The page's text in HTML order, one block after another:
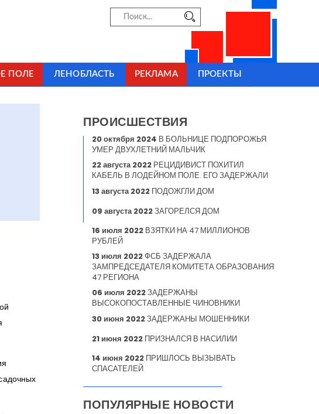
ПОЛЕ ЛЕНОБЛАСТЬ РЕКЛАМА ПРОЕКТЫ
ПРОИСШЕСТВИЯ
20 октября 2024 В БОЛЬНИЦЕ ПОДПОРОЖЬЯ
УМЕР ДВУХЛЕТНИЙ МАЛЬЧИК
22 августа 2022 РЕЦИДИВИСТ ПОХИТИЛ
КАБЕЛЬ В ЛОДЕЙНОМ ПОЛЕ. ЕГО ЗАДЕРЖАЛИ
13 августа 2022 ПОДОЖГЛИ ДОМ
09 августа 2022ЗАГОРЕЛСЯ ДОМ
16 июля 2022 ВЗЯТКИ НА 47 МИЛЛИОНОВ
РУБЛЕЙ
13 июля 2022ФСБ ЗАДЕРЖАЛА
ЗАМПРЕДСЕДАТЕЛЯ КОМИТЕТА ОБРАЗОВАНИЯ
47 РЕГИОНА
06 июля 2022ЗАДЕРЖАНЫ
ВЫСОКОПОСТАВЛЕННЫЕ ЧИНОВНИКИ
30 июня 2022ЗАДЕРЖАНЫ МОШЕННИКИ
21 июня 2022 ПРИЗНАЛСЯ В НАСИЛИИ
14 июня 2022 ПРИШЛОСЬ ВЫЗЫВАТЬ
СПАСАТЕЛЕЙ
ПОПУЛЯРНЫЕ НОВОСТИ